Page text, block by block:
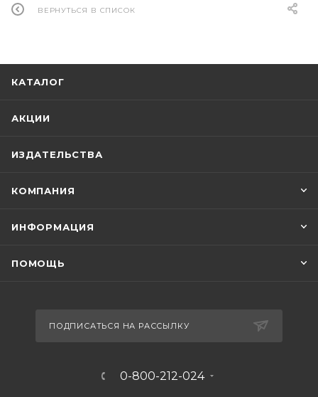
ВЕРНУТЬСЯ В СПИСОК
КАТАЛОГ
АКЦИИ
ИЗДАТЕЛЬСТВА
КОМПАНИЯ
ИНФОРМАЦИЯ
ПОМОЩЬ
ПОДПИСАТЬСЯ НА РАССЫЛКУ
0-800-212-024